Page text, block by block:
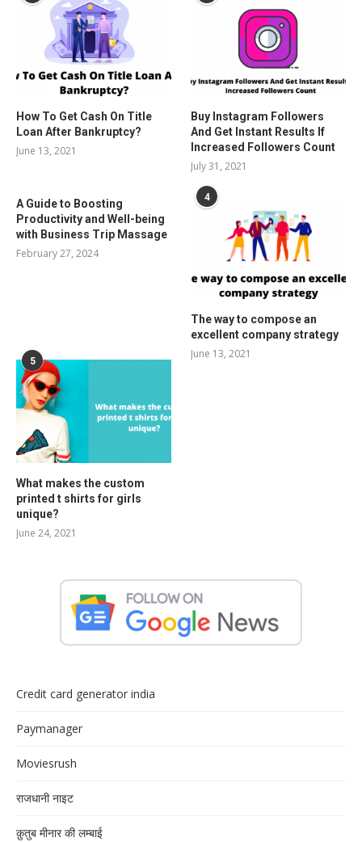
How To Get Cash On Title
Loan After Bankruptcy?
June 13, 2021
Buy Instagram Followers
And Get Instant Results If
Increased Followers Count
July 31, 2021
A Guide to Boosting
Productivity and Well-being
with Business Trip Massage
February 27, 2024
4
The way to compose an
excellent company strategy
June 13, 2021
5
What makes the custom
printed t shirts for girls
unique?
June 24, 2021
Credit card generator india
Paymanager
Moviesrush
राजधानी नाइट
क़ुतुब मीनार की लम्बाई